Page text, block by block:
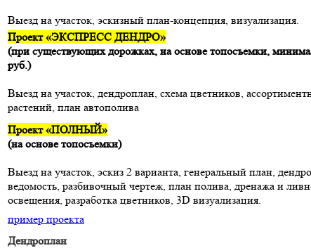
Выезд на участок, эскизный план-концепция, визуализация.
Проект «ЭКСПРЕСС ДЕНДРО»
(при существующих дорожках, на основе топосъемки,
руб.)
Выезд на участок, дендроплан, схема цветников,
растений, план автополива
Проект «ПОЛНЫЙ»
(на основе топосъемки)
Выезд на участок, эскиз 2 варианта, генеральный план,
ведомость, разбивочный чертеж, план полива, дренажа и
освещения, разработка цветников, 3D визуализация.
пример проекта
Дендроплан